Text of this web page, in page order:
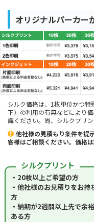
オリジナルパーカー
シルク価格は、1枚単位かつ
下）の利用の有無などにより
識ください。尚、シルクプリ
他社様の見積もり条件を提
客様はご相談ください。価格
シルクプリント
・20枚以上ご希望の方
・他社様のお見積りをお持
方
・納期が2週間以上先で余
ある方